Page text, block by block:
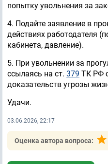
попытку увольнения за
4. Подайте заявление в
действиях работодателя
кабинета, давление).
5. При увольнении за
ссылаясь на ст. 379 ТК РФ
доказательств угрозы
Удачи.
03.06.2026, 22:17
Оценка автора вопроса: